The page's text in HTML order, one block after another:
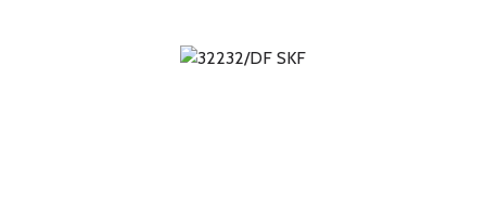
Bildergalerie überspringen